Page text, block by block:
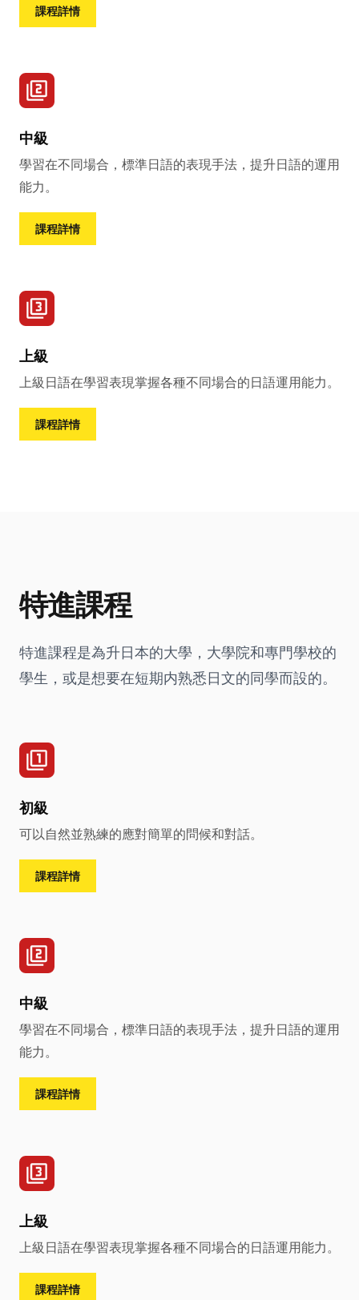
課程詳情
中級
學習在不同場合，標準日語的表現手法，提升日語的運用
能力。
課程詳情
上級
上級日語在學習表現掌握各種不同場合的日語運用能力。
課程詳情
特進課程
特進課程是為升日本的大學，大學院和專門學校的
學生，或是想要在短期内熟悉日文的同學而設的。
初級
可以自然並熟練的應對簡單的問候和對話。
課程詳情
中級
學習在不同場合，標準日語的表現手法，提升日語的運用
能力。
課程詳情
上級
上級日語在學習表現掌握各種不同場合的日語運用能力。
課程詳情